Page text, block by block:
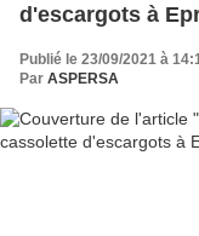
d'escargots à
Publié le 23/09/2021 à
Par ASPERSA